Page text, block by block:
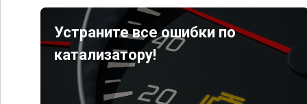
Устраните все ошибки по
катализатору!